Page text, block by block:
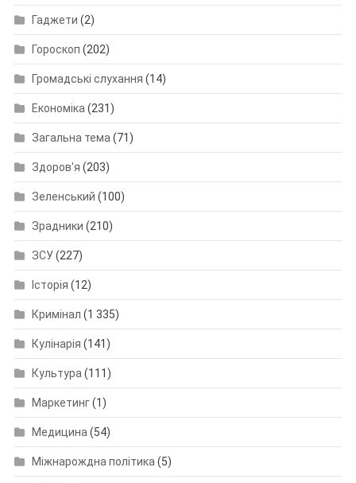
Гаджети (2)
Гороскоп (202)
Громадські слухання (14)
Економіка (231)
Загальна тема (71)
Здоров'я (203)
Зеленський (100)
Зрадники (210)
ЗСУ(227)
Історія (12)
Кримінал (1 335)
Кулінарія (141)
Культура (111)
Маркетинг(1)
Медицина (54)
Міжнарождна політика (5)